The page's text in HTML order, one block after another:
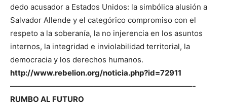
dedo acusador a Estados Unidos: la simbólica alusión a
Salvador Allende y el categórico compromiso con el
respeto a la soberanía, la no injerencia en los asuntos
internos, la integridad e inviolabilidad territorial, la
democracia y los derechos humanos.
http://www.rebelion.org/noticia.php?id=72911
————————————————————————-
RUMBO AL FUTURO